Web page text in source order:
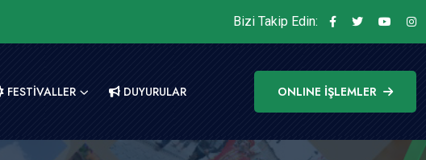
Bizi Takip Edin:
FESTİVALLER DUYURULAR ONLINE İŞLEMLER